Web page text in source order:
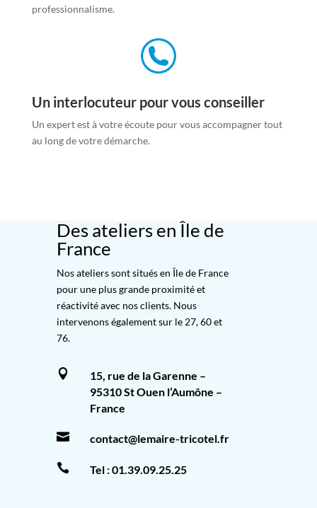
professionnalisme.
Un interlocuteur pour vous conseiller
Un expert est à votre écoute pour vous accompagner tout
au long de votre démarche.
Des ateliers en Île de
France
Nos ateliers sont situés en Île de France
pour une plus grande proximité et
réactivité avec nos clients. Nous
intervenons également sur le 27, 60 et
76.

15, rue de la Garenne –
95310 St Ouen l’Aumône –
France
 contact@lemaire-tricotel.fr
 Tel :01.39.09.25.25